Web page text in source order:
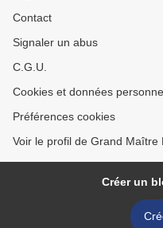
Contact
Signaler un abus
C.G.U.
Cookies et données
Préférences cookies
Voir le profil de Grand Maître
Créer un